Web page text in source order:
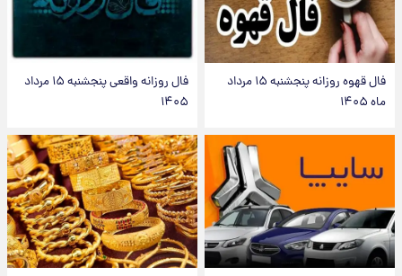
فال قهوه روزانه پنجشنبه ۱۵ مرداد
ماه ۱۴۰۵
فال روزانه واقعی پنجشنبه ۱۵ مرداد
۱۴۰۵